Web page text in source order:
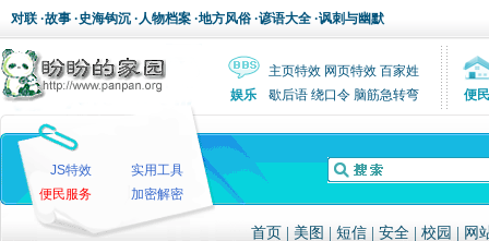
对联 ·故事 ·史海钩沉 ·人物档案 ·地方风俗 ·谚语大全 ·讽刺与幽默
主页特效 网页特效 百家姓
娱乐
歇后语 绕口令 脑筋急转弯 便民
JS特效
实用工具
便民服务
加密解密
首页 美图 短信 安全 校园 网